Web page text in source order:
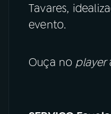
Tavares,
evento.
Ouça no player